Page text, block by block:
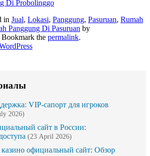
Di Probolinggo
in Jual, Lokasi, Panggung, Pasuruan, Rumah
Panggung Di Pasuruan by
Bookmark the permalink.
VIP-сапорт для игроков
2026)
сайт в России:
(23 April 2026)
официальный сайт: Обзор